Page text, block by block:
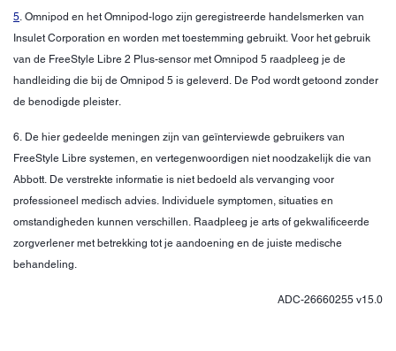
5. Omnipod en het Omnipod-logo zijn geregistreerde handelsmerken van
Insulet Corporation en worden met toestemming gebruikt. Voor het gebruik
van de FreeStyle Libre 2 Plus-sensor met Omnipod 5 raadpleeg je de
handleiding die bij de Omnipod 5 is geleverd. De Pod wordt getoond zonder
de benodigde pleister.
6. De hier gedeelde meningen zijn van geïnterviewde gebruikers van
FreeStyle Libre systemen, en vertegenwoordigen niet noodzakelijk die van
Abbott. De verstrekte informatie is niet bedoeld als vervanging voor
professioneel medisch advies. Individuele symptomen, situaties en
omstandigheden kunnen verschillen. Raadpleeg je arts of gekwalificeerde
zorgverlener met betrekking tot je aandoening en de juiste medische
behandeling.
ADC-26660255 v15.0